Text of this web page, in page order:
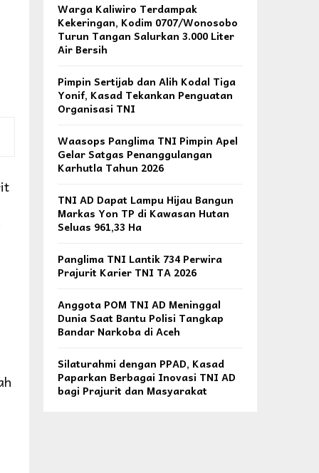
Warga Kaliwiro Terdampak
Kekeringan, Kodim 0707/Wonosobo
Turun Tangan Salurkan 3.000 Liter
Air Bersih
Pimpin Sertijab dan Alih Kodal Tiga
Yonif, Kasad Tekankan Penguatan
Organisasi TNI
Waasops Panglima TNI Pimpin Apel
Gelar Satgas Penanggulangan
Karhutla Tahun 2026
TNI AD Dapat Lampu Hijau Bangun
Markas Yon TP di Kawasan Hutan
Seluas 961,33 Ha
Panglima TNI Lantik 734 Perwira
Prajurit Karier TNI TA 2026
Anggota POM TNI AD Meninggal
Dunia Saat Bantu Polisi Tangkap
Bandar Narkoba di Aceh
Silaturahmi dengan PPAD, Kasad
Paparkan Berbagai Inovasi TNI AD
bagi Prajurit dan Masyarakat